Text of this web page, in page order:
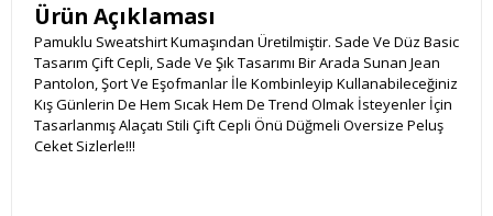
Ürün Açıklaması
Pamuklu Sweatshirt Kumaşından Üretilmiştir. Sade Ve Düz Basic
Tasarım Çift Cepli, Sade Ve Şık Tasarımı Bir Arada Sunan Jean
Pantolon, Şort Ve Eşofmanlar İle Kombinleyip Kullanabileceğiniz
Kış Günlerin De Hem Sıcak Hem De Trend Olmak İsteyenler İçin
Tasarlanmış Alaçatı Stili Çift Cepli Önü Düğmeli Oversize Peluş
Ceket Sizlerle!!!